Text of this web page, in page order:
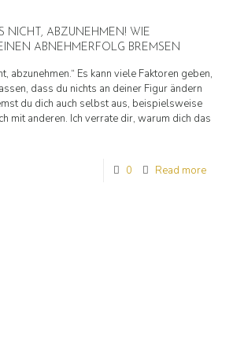
NICHT, ABZUNEHMEN! WIE
ABNEHMERFOLG BREMSEN
abzunehmen.“ Es kann viele Faktoren geben,
dass du nichts an deiner Figur ändern
du dich auch selbst aus, beispielsweise
mit anderen. Ich verrate dir, warum dich das
0 Read more